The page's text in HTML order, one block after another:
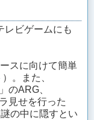
レビゲームにも
スに向けて簡単
）。また、
のARG、
見せを行った
の中に隠すとい